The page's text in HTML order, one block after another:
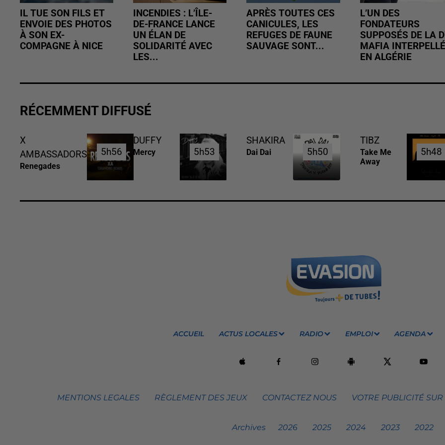
IL TUE SON FILS ET
ENVOIE DES PHOTOS
À SON EX-
COMPAGNE À NICE
INCENDIES : L’ÎLE-
DE-FRANCE LANCE
UN ÉLAN DE
SOLIDARITÉ AVEC
LES...
APRÈS TOUTES CES
CANICULES, LES
REFUGES DE FAUNE
SAUVAGE SONT...
L’UN DES
FONDATEURS
SUPPOSÉS DE LA
MAFIA INTERPELLÉ
EN ALGÉRIE
RÉCEMMENT DIFFUSÉ
X
AMBASSADORS
Renegades
5h56
5h56
DUFFY
Mercy 5h53
5h53
SHAKIRA
Dai Dai 5h50
5h50
TIBZ
Take Me
Away
5h48
5h48
ACCUEIL ACTUS LOCALES RADIO EMPLOI AGENDA
MENTIONS LEGALES RÈGLEMENT DES JEUX CONTACTEZ NOUS VOTRE PUBLICITÉ
Archives 2026 2025 2024 2023 2022